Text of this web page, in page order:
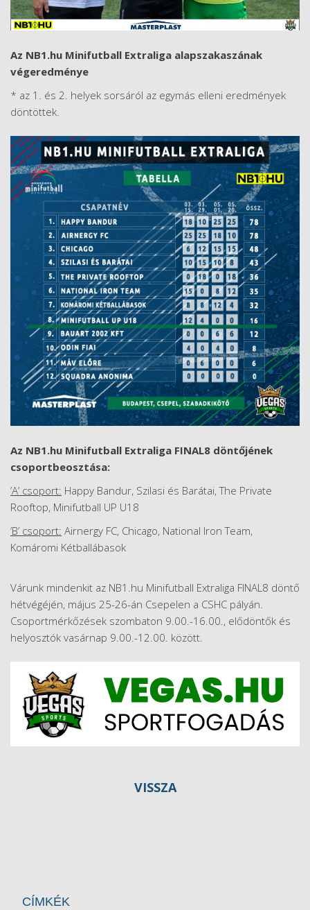
Az NB1.hu Minifutball Extraliga alapszakaszának
végeredménye
* az 1. és 2. helyek sorsáról az egymás elleni eredmények
döntöttek.
Az NB1.hu Minifutball Extraliga FINAL8 döntőjének
csoportbeosztása:
’A’ csoport: Happy Bandur, Szilasi és Barátai, The Private
Rooftop, Minifutball UP U18
’B’ csoport: Airnergy FC, Chicago, National Iron Team,
Komáromi Kétballábasok
Várunk mindenkit az NB1.hu Minifutball Extraliga FINAL8 döntő
hétvégéjén, május 25-26-án Csepelen a CSHC pályán.
Csoportmérkőzések szombaton 9.00.-16.00., elődöntők és
helyosztók vasárnap 9.00.-12.00. között.
VISSZA
CÍMKÉK